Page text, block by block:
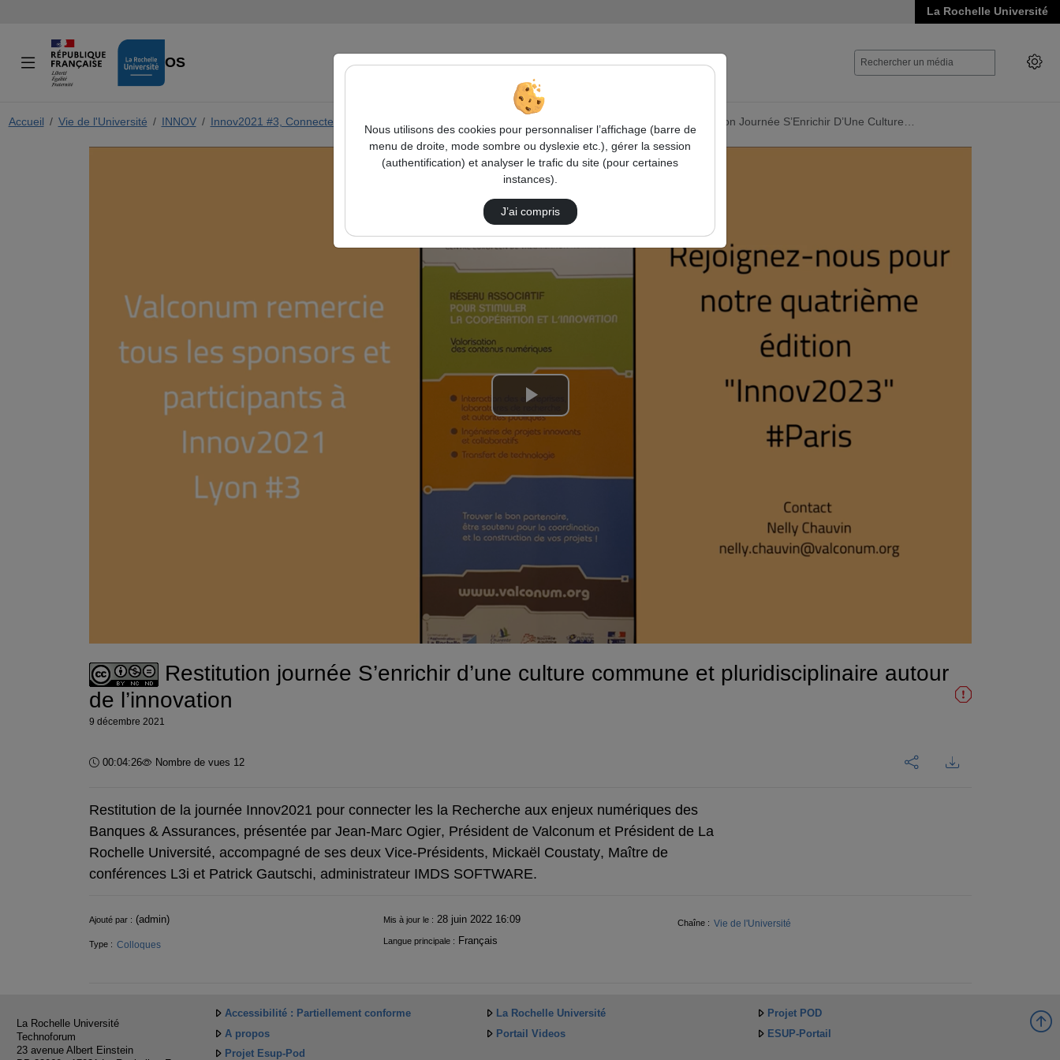
La Rochelle Université
VIDÉOS
Accueil Vie de l'Université INNOV Innov2021 #3, Connecter la Recherche aux enjeux numériques des Banques et Assurances Restitution Journée S’Enrichir D’Une Culture…
Lire
la
Restitution journée S’enrichir d’une culture commune et pluridisciplinaire autour
de l’innovation
9 décembre 2021
Durée :
00:04:26 Nombre de vues 12
Restitution de la journée Innov2021 pour connecter les la Recherche aux enjeux numériques des
Banques & Assurances, présentée par Jean-Marc Ogier, Président de Valconum et Président de La
Rochelle Université, accompagné de ses deux Vice-Présidents, Mickaël Coustaty, Maître de
conférences L3i et Patrick Gautschi, administrateur IMDS SOFTWARE.
Informations
Ajouté par : (admin) Mis à jour le : 28 juin 2022 16:09 Chaîne : Vie de l'Université
Type : Colloques Langue principale : Français
La Rochelle Université
Technoforum
23 avenue Albert Einstein
Accessibilité : Partiellement conforme La Rochelle Université
Projet POD
A propos
Portail Videos
ESUP-Portail
Projet Esup-Pod
Nous utilisons des cookies pour personnaliser l’affichage (barre de
menu de droite, mode sombre ou dyslexie etc.), gérer la session
(authentification) et analyser le trafic du site (pour certaines
instances).
J’ai compris